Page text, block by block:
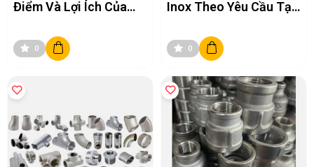
Điểm Và Lợi Ích Của
Trong Xây Dựng
0
Inox Theo Yêu Cầu Tại
Bản Vẽ
0